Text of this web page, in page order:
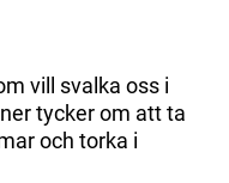
vill svalka oss i
tycker om att ta
och torka i